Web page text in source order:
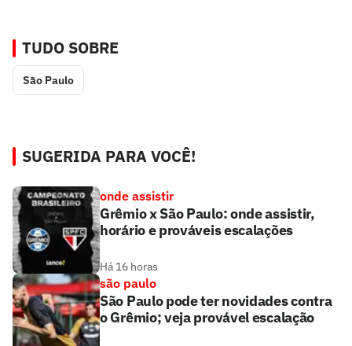
TUDO SOBRE
São Paulo
SUGERIDA PARA VOCÊ!
onde assistir
Grêmio x São Paulo: onde assistir,
horário e prováveis escalações
Há 16 horas
são paulo
São Paulo pode ter novidades contra
o Grêmio; veja provável escalação